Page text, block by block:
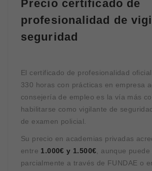
Precio certificado de
profesionalidad de
seguridad
El certificado de profesionalidad
330 horas con prácticas en empresa
consejería de empleo es la vía más
habilitarse como vigilante de
de examen policial.
Su precio en academias privadas
entre 1.000€ y 1.500€ , aunque
parcialmente a través de FUNDAE o